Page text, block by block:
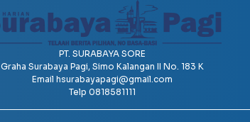
PT. SURABAYA SORE
Graha Surabaya Pagi, Simo Kalangan II No. 183 K
Email hsurabayapagi@gmail.com
Telp 0818581111